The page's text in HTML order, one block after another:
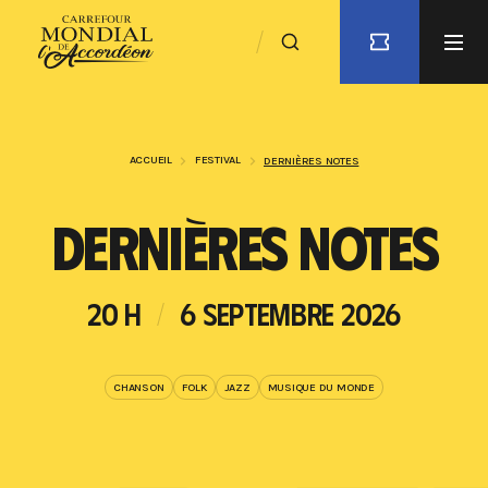
ACCUEIL FESTIVAL DERNIÈRES NOTES
DERNIÈRES NOTES
20 H 6 SEPTEMBRE 2026
CHANSON FOLK JAZZ MUSIQUE DU MONDE